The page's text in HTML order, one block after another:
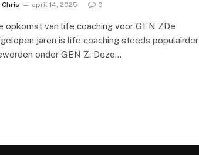
Chris april 14, 2025 0
opkomst van life coaching voor GEN ZDe
jaren is life coaching steeds populairder
onder GEN Z. Deze…